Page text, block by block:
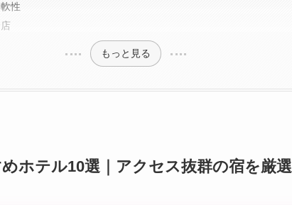
性
もっと見る
ホテル10選｜アクセス抜群の宿を厳選